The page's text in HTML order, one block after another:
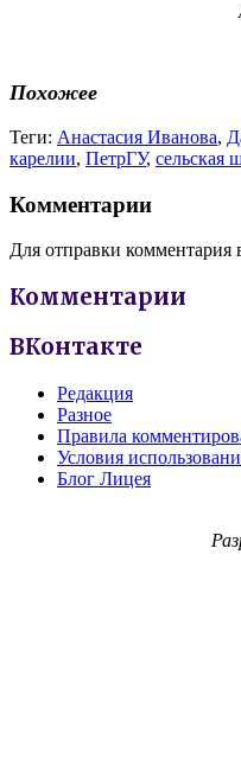
Похожее
Теги: Анастасия Иванова,
карелии, ПетрГУ, сельская
Комментарии
Для отправки комментария
Комментарии
ВКонтакте
Редакция
Разное
Правила
Условия
Блог Лицея